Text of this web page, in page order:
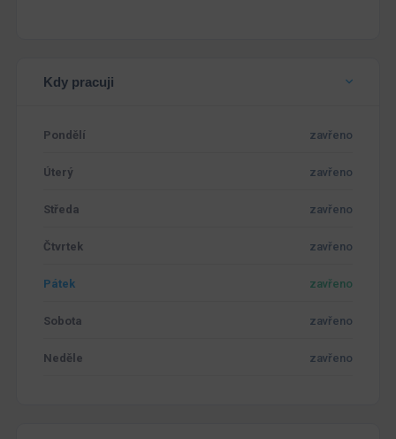
Kdy pracuji
Pondělí zavřeno
Úterý zavřeno
Středa zavřeno
Čtvrtek zavřeno
Pátek zavřeno
Sobota zavřeno
Neděle zavřeno